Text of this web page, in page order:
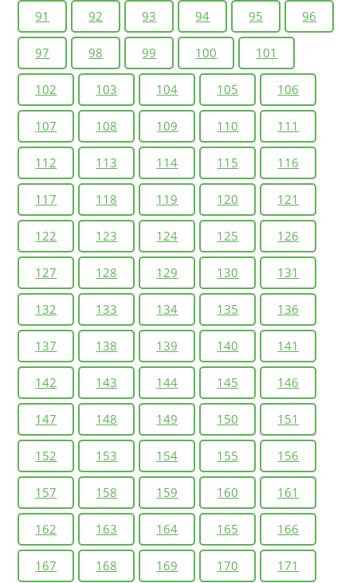
91 92 93 94 95 96
97 98 99 100 101
102 103 104 105 106
107 108 109 110 111
112 113 114 115 116
117 118 119 120 121
122 123 124 125 126
127 128 129 130 131
132 133 134 135 136
137 138 139 140 141
142 143 144 145 146
147 148 149 150 151
152 153 154 155 156
157 158 159 160 161
162 163 164 165 166
167 168 169 170 171